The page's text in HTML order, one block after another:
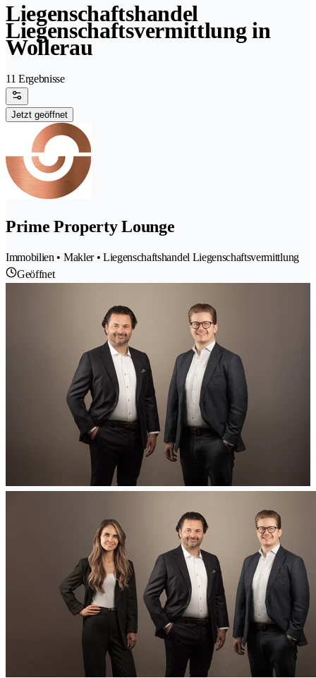
Liegenschaftshandel
Liegenschaftsvermittlung in
Wollerau
11 Ergebnisse
Jetzt geöffnet
Prime Property Lounge
Immobilien • Makler • Liegenschaftshandel Liegenschaftsvermittlung
Geöffnet